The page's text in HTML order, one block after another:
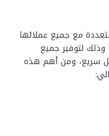
مع جميع عملائها
لتوفير جميع
سريع، ومن أهم هذه